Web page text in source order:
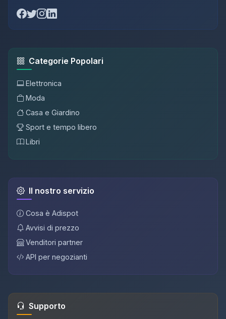
Categorie Popolari
Elettronica
Moda
Casa e Giardino
Sport e tempo libero
Libri
Il nostro servizio
Cosa è Adispot
Avvisi di prezzo
Venditori partner
API per negozianti
Supporto